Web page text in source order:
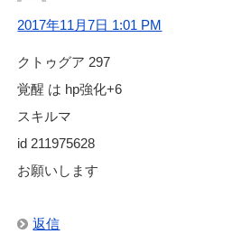
2017年11月7日 1:01 PM
クトゥグア 297
覚醒 は hp強化+6
スキルマ
id 211975628
お願いします
返信